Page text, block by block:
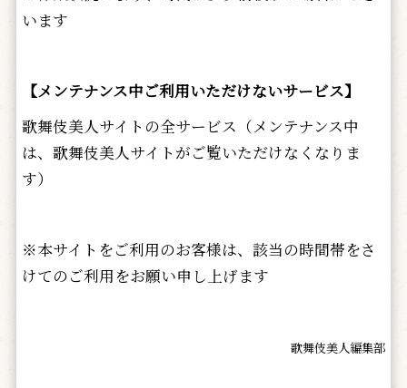
います
【メンテナンス中ご利用いただけないサービス】
歌舞伎美人サイトの全サービス（メンテナンス中
は、歌舞伎美人サイトがご覧いただけなくなりま
す）
※本サイトをご利用のお客様は、該当の時間帯をさ
けてのご利用をお願い申し上げます
歌舞伎美人編集部